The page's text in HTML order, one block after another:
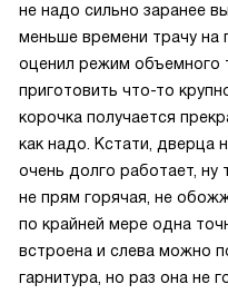
не надо сильно заранее
меньше времени трачу на
оценил режим объемного
приготовить что-то
корочка получается
как надо. Кстати, дверца
очень долго работает, ну
не прям горячая, не
по крайней мере одна
встроена и слева можно
гарнитура, но раз она не